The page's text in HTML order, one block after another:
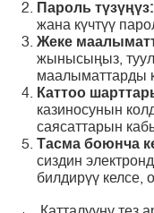
Пароль түзүңүз:
жана күчтүү
Жеке
жынысыңыз,
маалыматтарды
Каттоо
казиносунын
саясаттарын
Тасма боюнча
сиздин
билдирүү